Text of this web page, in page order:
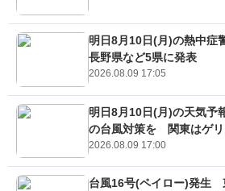
明日8月10日(月)の熱中
長野県など5県に発表
2026.08.09 17:05
明日8月10日(月)の天気
の台風対策を 関東はゲリ
2026.08.09 17:00
台風16号(ペイロー)発生